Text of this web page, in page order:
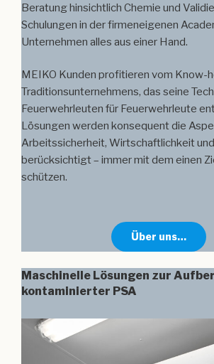
Beratung hinsichtlich Chemie und
Schulungen in der firmeneigenen
Unternehmen alles aus einer Hand.
MEIKO Kunden profitieren vom Know-
Traditionsunternehmens, das seine
Feuerwehrleuten für Feuerwehrleute
Lösungen werden konsequent die
Arbeitssicherheit, Wirtschaftlichkeit
berücksichtigt – immer mit dem einen
schützen.
Über uns…
Maschinelle Lösungen zur
kontaminierter PSA